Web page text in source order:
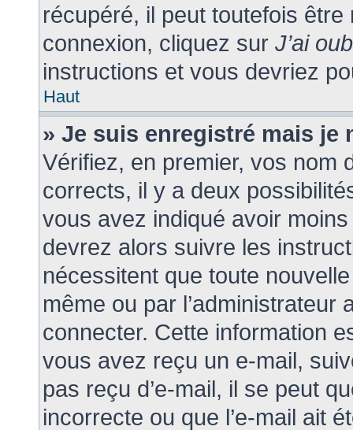
récupéré, il peut toutefois
connexion, cliquez sur J’ai
instructions et vous devriez
Haut
» Je suis enregistré mais je
Vérifiez, en premier, vos nom
corrects, il y a deux
vous avez indiqué avoir
devrez alors suivre les
nécessitent que toute
même ou par
connecter. Cette information
vous avez reçu un e-mail,
pas reçu d’e-mail, il se peut
incorrecte ou que l’e-mail ait